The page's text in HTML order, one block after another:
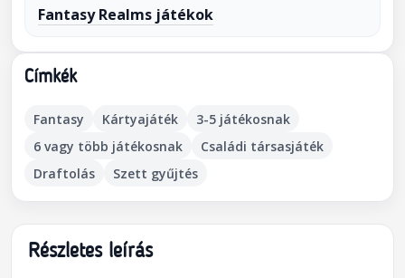
Fantasy Realms játékok
Címkék
Fantasy Kártyajáték
3-5 játékosnak
6 vagy több játékosnak
Családi társasjáték
Draftolás
Szett gyűjtés
Részletes leírás